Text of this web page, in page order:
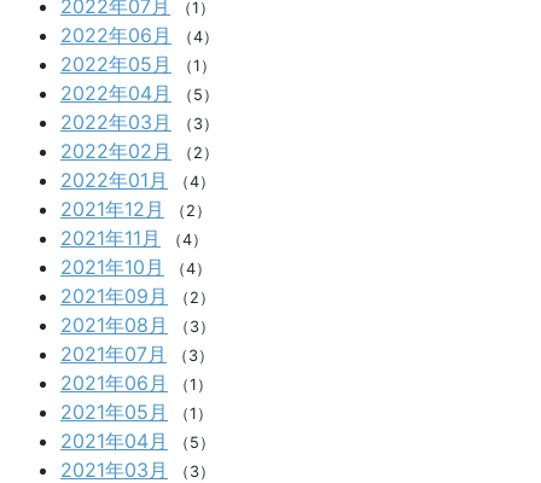
2022年07月 （1）
2022年06月 （4）
2022年05月 （1）
2022年04月 （5）
2022年03月 （3）
2022年02月 （2）
2022年01月 （4）
2021年12月 （2）
2021年11月 （4）
2021年10月 （4）
2021年09月 （2）
2021年08月 （3）
2021年07月 （3）
2021年06月 （1）
2021年05月 （1）
2021年04月 （5）
2021年03月 （3）